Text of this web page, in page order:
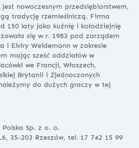
jest nowoczesnym przedsiębiorstwem,
tradycję rzemieślniczą. Firma
150 laty jako kuźnię i kołodziejnię
się w r. 1983 pod zarządem
i Elviry Weidemann w zakresie
mając sześć oddziałów w
we Francji, Włoszech,
Brytanii i Zjednoczonych
do dużych graczy w tej
Polska Sp. z o. o.
35-203 Rzeszów, tel. 17 742 15 99